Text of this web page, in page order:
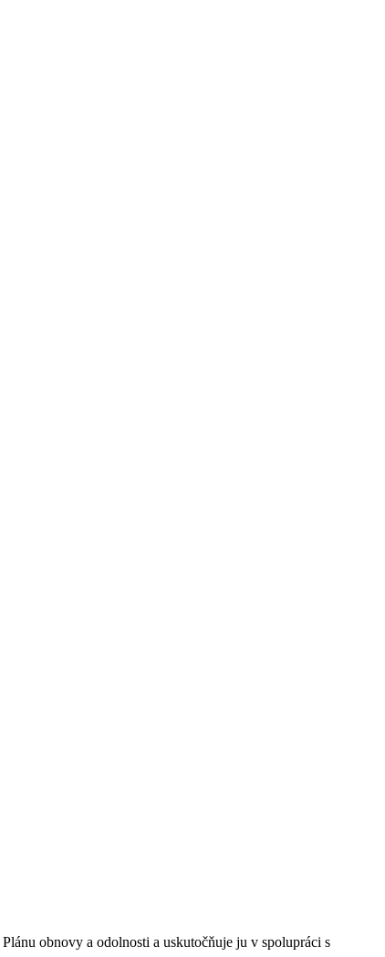
obnovy a odolnosti a uskutočňuje ju v spolupráci s